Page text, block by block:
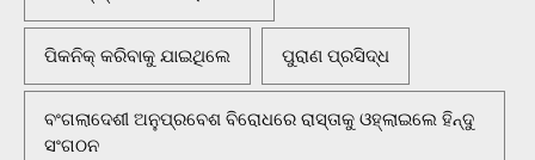
ପିକନିକ୍‌ କରିବାକୁ ଯାଇଥିଲେ ପୁରାଣ ପ୍ରସିଦ୍ଧ
ବଂଗଲାଦେଶୀ ଅନୁପ୍ରବେଶ ବିରୋଧରେ ରାସ୍ତାକୁ ଓହ୍ଲାଇଲେ ହିନ୍ଦୁ
ସଂଗଠନ